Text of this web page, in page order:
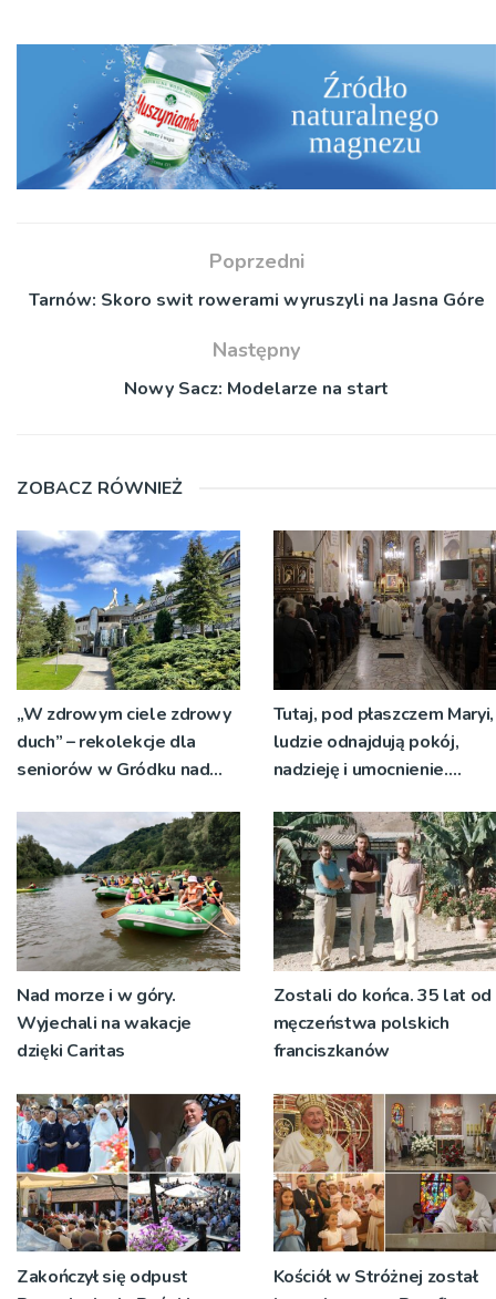
Poprzedni
Tarnów: Skoro swit rowerami wyruszyli na Jasna Góre
Następny
Nowy Sacz: Modelarze na start
ZOBACZ RÓWNIEŻ
„W zdrowym ciele zdrowy
duch” – rekolekcje dla
seniorów w Gródku nad
Tutaj, pod płaszczem Maryi,
ludzie odnajdują pokój,
nadzieję i umocnienie.
Bruśniku
Nad morze i w góry.
Wyjechali na wakacje
dzięki Caritas
Zostali do końca. 35 lat od
męczeństwa polskich
franciszkanów
Zakończył się odpust
Kościół w Stróżnej został